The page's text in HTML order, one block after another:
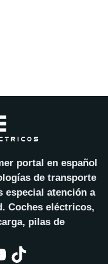
portal en español
de transporte
especial atención a
Coches eléctricos,
pilas de